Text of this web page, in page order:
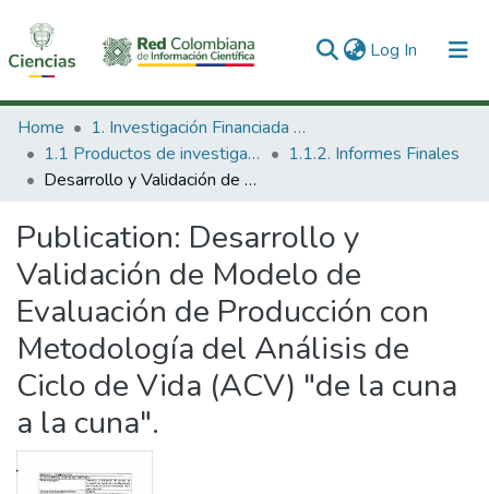
Log In (current)
Communities & Collections
All of DSpace
Home
1. Investigación Financiada con Recursos Públicos
1.1 Productos de investigación
1.1.2. Informes Finales
Desarrollo y Validación de Modelo de Evaluación de Producción con Metodología del Análisis de Ciclo de Vida (ACV) "de la cuna a la cuna".
Publication: Desarrollo y
Validación de Modelo de
Evaluación de Producción con
Metodología del Análisis de
Ciclo de Vida (ACV) "de la cuna
a la cuna".